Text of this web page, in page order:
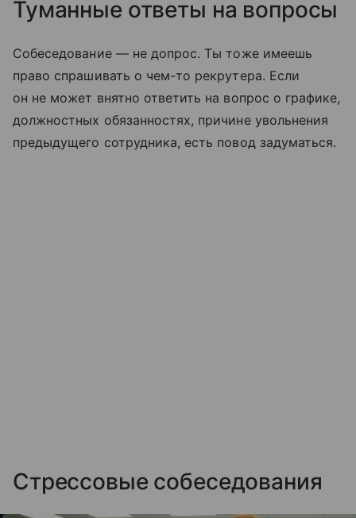
Туманные ответы на вопросы
Собеседование — не допрос. Ты тоже имеешь
право спрашивать о чем-то рекрутера. Если
он не может внятно ответить на вопрос о графике,
должностных обязанностях, причине увольнения
предыдущего сотрудника, есть повод задуматься.
Стрессовые собеседования